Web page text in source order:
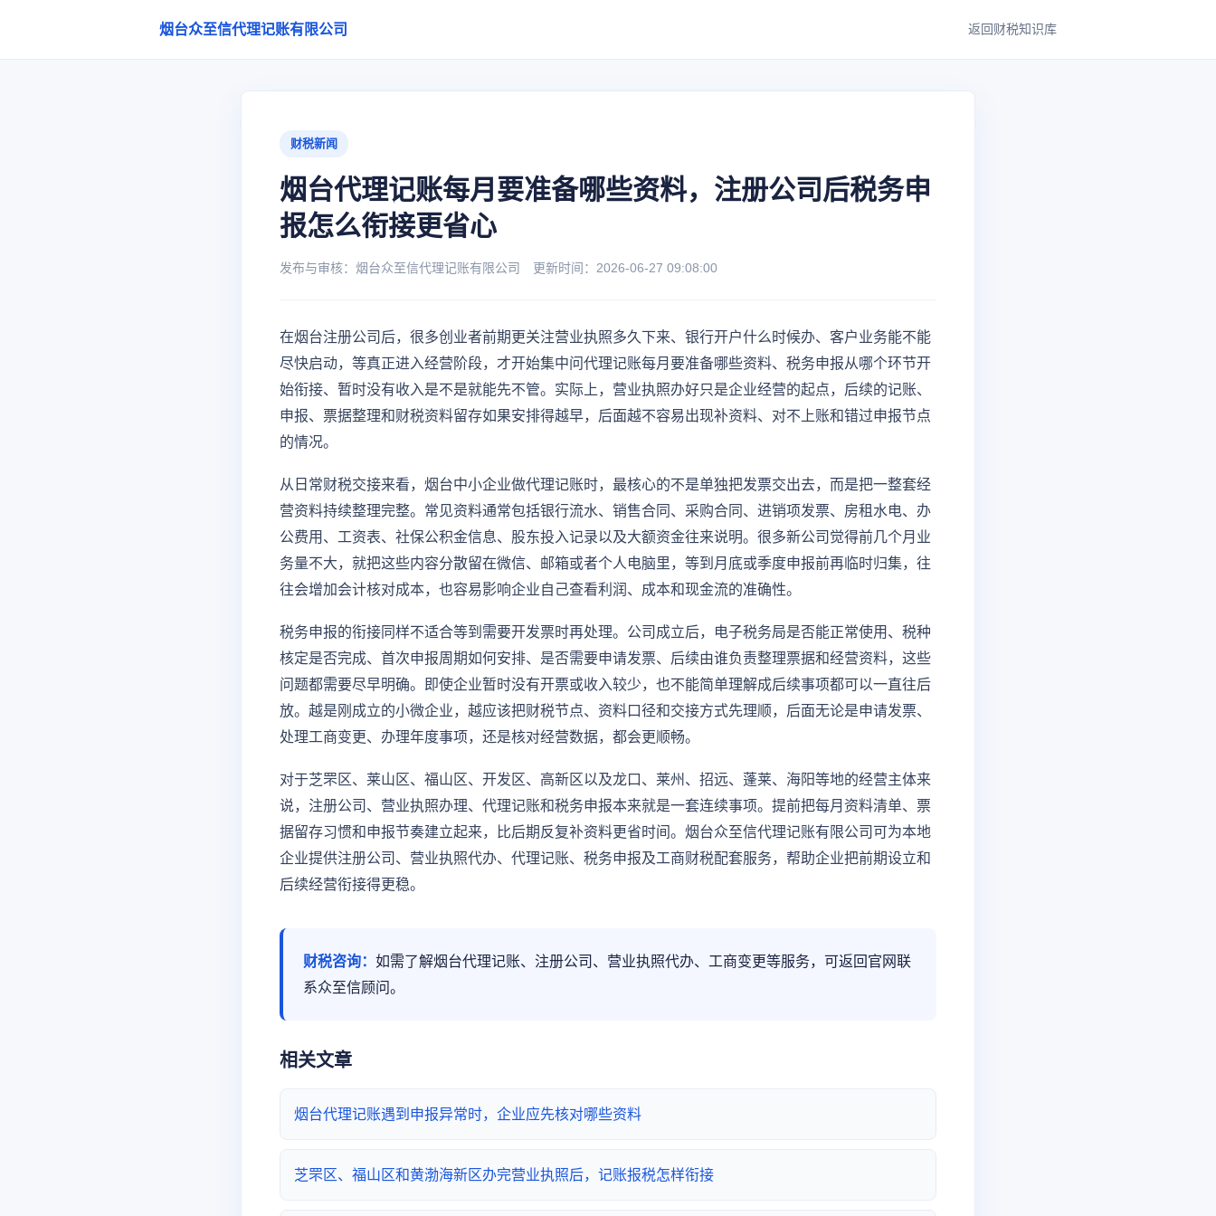
烟台众至信代理记账有限公司 返回财税知识库
财税新闻
烟台代理记账每月要准备哪些资料，注册公司后税务申
报怎么衔接更省心
发布与审核：烟台众至信代理记账有限公司 更新时间：2026-06-27 09:08:00
在烟台注册公司后，很多创业者前期更关注营业执照多久下来、银行开户什么时候办、客户业务能不能
尽快启动，等真正进入经营阶段，才开始集中问代理记账每月要准备哪些资料、税务申报从哪个环节开
始衔接、暂时没有收入是不是就能先不管。实际上，营业执照办好只是企业经营的起点，后续的记账、
申报、票据整理和财税资料留存如果安排得越早，后面越不容易出现补资料、对不上账和错过申报节点
的情况。
从日常财税交接来看，烟台中小企业做代理记账时，最核心的不是单独把发票交出去，而是把一整套经
营资料持续整理完整。常见资料通常包括银行流水、销售合同、采购合同、进销项发票、房租水电、办
公费用、工资表、社保公积金信息、股东投入记录以及大额资金往来说明。很多新公司觉得前几个月业
务量不大，就把这些内容分散留在微信、邮箱或者个人电脑里，等到月底或季度申报前再临时归集，往
往会增加会计核对成本，也容易影响企业自己查看利润、成本和现金流的准确性。
税务申报的衔接同样不适合等到需要开发票时再处理。公司成立后，电子税务局是否能正常使用、税种
核定是否完成、首次申报周期如何安排、是否需要申请发票、后续由谁负责整理票据和经营资料，这些
问题都需要尽早明确。即使企业暂时没有开票或收入较少，也不能简单理解成后续事项都可以一直往后
放。越是刚成立的小微企业，越应该把财税节点、资料口径和交接方式先理顺，后面无论是申请发票、
处理工商变更、办理年度事项，还是核对经营数据，都会更顺畅。
对于芝罘区、莱山区、福山区、开发区、高新区以及龙口、莱州、招远、蓬莱、海阳等地的经营主体来
说，注册公司、营业执照办理、代理记账和税务申报本来就是一套连续事项。提前把每月资料清单、票
据留存习惯和申报节奏建立起来，比后期反复补资料更省时间。烟台众至信代理记账有限公司可为本地
企业提供注册公司、营业执照代办、代理记账、税务申报及工商财税配套服务，帮助企业把前期设立和
后续经营衔接得更稳。
财税咨询： 如需了解烟台代理记账、注册公司、营业执照代办、工商变更等服务，可返回官网联
系众至信顾问。
相关文章
烟台代理记账遇到申报异常时，企业应先核对哪些资料
芝罘区、福山区和黄渤海新区办完营业执照后，记账报税怎样衔接